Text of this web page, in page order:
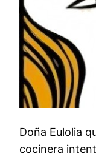
Doña Eulolia
cocinera